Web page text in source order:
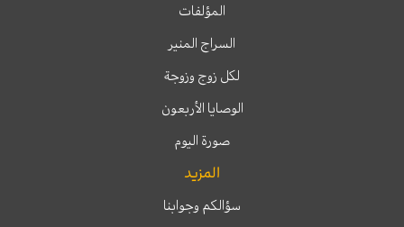
المؤلفات
السراج المنير
لكل زوج وزوجة
الوصايا الأربعون
صورة اليوم
المزيد
سؤالكم وجوابنا